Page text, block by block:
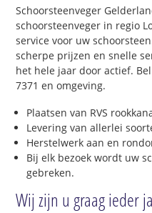
Schoorsteenveger
schoorsteenveger in regio
service voor uw
scherpe prijzen en snelle
het hele jaar door actief.
7371 en omgeving.
Plaatsen van RVS
Levering van allerlei
Herstelwerk aan en
Bij elk bezoek wordt uw
gebreken.
Wij zijn u graag ieder